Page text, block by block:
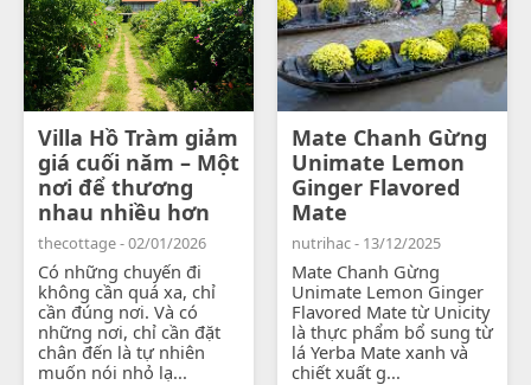
Villa Hồ Tràm giảm
giá cuối năm – Một
nơi để thương
nhau nhiều hơn
thecottage - 02/01/2026
Có những chuyến đi
không cần quá xa, chỉ
cần đúng nơi. Và có
những nơi, chỉ cần đặt
chân đến là tự nhiên
muốn nói nhỏ lạ...
Mate Chanh Gừng
Unimate Lemon
Ginger Flavored
Mate
nutrihac - 13/12/2025
Mate Chanh Gừng
Unimate Lemon Ginger
Flavored Mate từ Unicity
là thực phẩm bổ sung từ
lá Yerba Mate xanh và
chiết xuất g...